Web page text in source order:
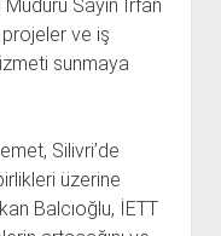
Sayın İrfan
ve iş
sunmaya
Silivri’de
üzerine
Balcıoğlu, İETT